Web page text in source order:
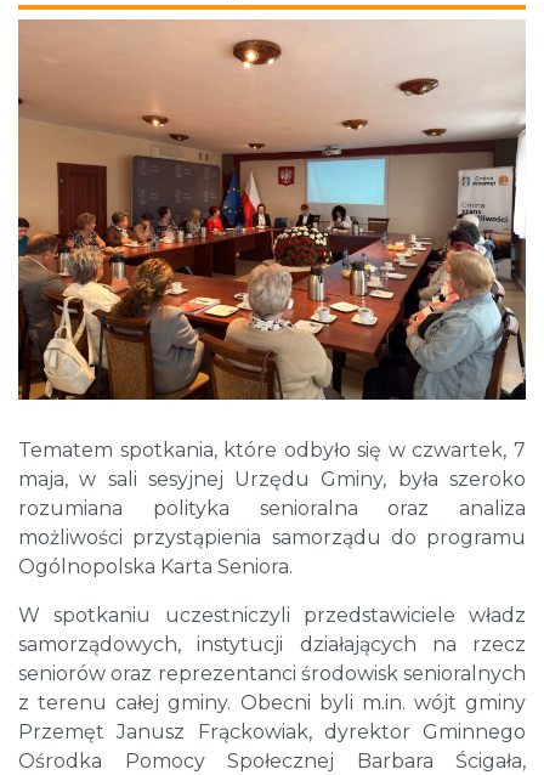
Tematem spotkania, które odbyło się w czwartek, 7
maja, w sali sesyjnej Urzędu Gminy, była szeroko
rozumiana polityka senioralna oraz analiza
możliwości przystąpienia samorządu do programu
Ogólnopolska Karta Seniora.
W spotkaniu uczestniczyli przedstawiciele władz
samorządowych, instytucji działających na rzecz
seniorów oraz reprezentanci środowisk senioralnych
z terenu całej gminy. Obecni byli m.in. wójt gminy
Przemęt Janusz Frąckowiak, dyrektor Gminnego
Ośrodka Pomocy Społecznej Barbara Ścigała,